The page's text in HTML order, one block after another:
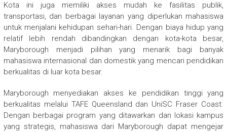
Kota ini juga memiliki akses mudah ke fasilitas publik,
transportasi, dan berbagai layanan yang diperlukan mahasiswa
untuk menjalani kehidupan sehari-hari. Dengan biaya hidup yang
relatif lebih rendah dibandingkan dengan kota-kota besar,
Maryborough menjadi pilihan yang menarik bagi banyak
mahasiswa internasional dan domestik yang mencari pendidikan
berkualitas di luar kota besar.
Maryborough menyediakan akses ke pendidikan tinggi yang
berkualitas melalui TAFE Queensland dan UniSC Fraser Coast.
Dengan berbagai program yang ditawarkan dan lokasi kampus
yang strategis, mahasiswa dari Maryborough dapat mengejar